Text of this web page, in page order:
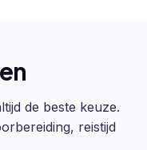
de beste keuze.
reistijd